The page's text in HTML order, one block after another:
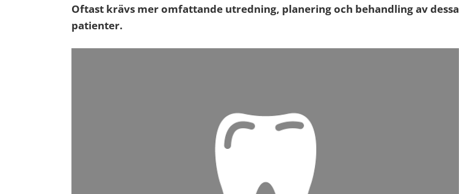
Oftast krävs mer omfattande utredning, planering och behandling av dessa
patienter.